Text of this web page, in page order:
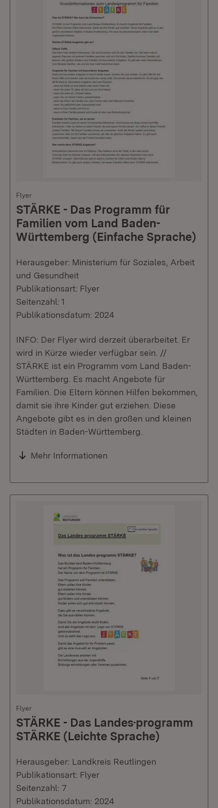
Flyer
STÄRKE - Das Programm für
Familien vom Land Baden-
Württemberg (Einfache Sprache)
Herausgeber: Ministerium für Soziales, Arbeit
und Gesundheit
Publikationsart: Flyer
Seitenzahl: 1
Publikationsdatum: 2024
INFO: Der Flyer wird derzeit überarbeitet. Er
wird in Kürze wieder verfügbar sein. //
STÄRKE ist ein Programm vom Land Baden-
Württemberg. Es macht Angebote für
Familien. Die Eltern können Hilfen bekommen,
damit sie ihre Kinder gut erziehen. Diese
Angebote gibt es in den großen und kleinen
Städten in Baden-Württemberg.
Mehr Informationen
Flyer
STÄRKE - Das Landes·programm
STÄRKE (Leichte Sprache)
Herausgeber: Landkreis Reutlingen
Publikationsart: Flyer
Seitenzahl: 7
Publikationsdatum: 2024